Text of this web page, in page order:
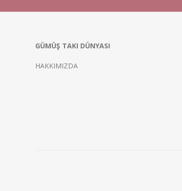
GÜMÜŞ TAKI DÜNYASI
HAKKIMIZDA